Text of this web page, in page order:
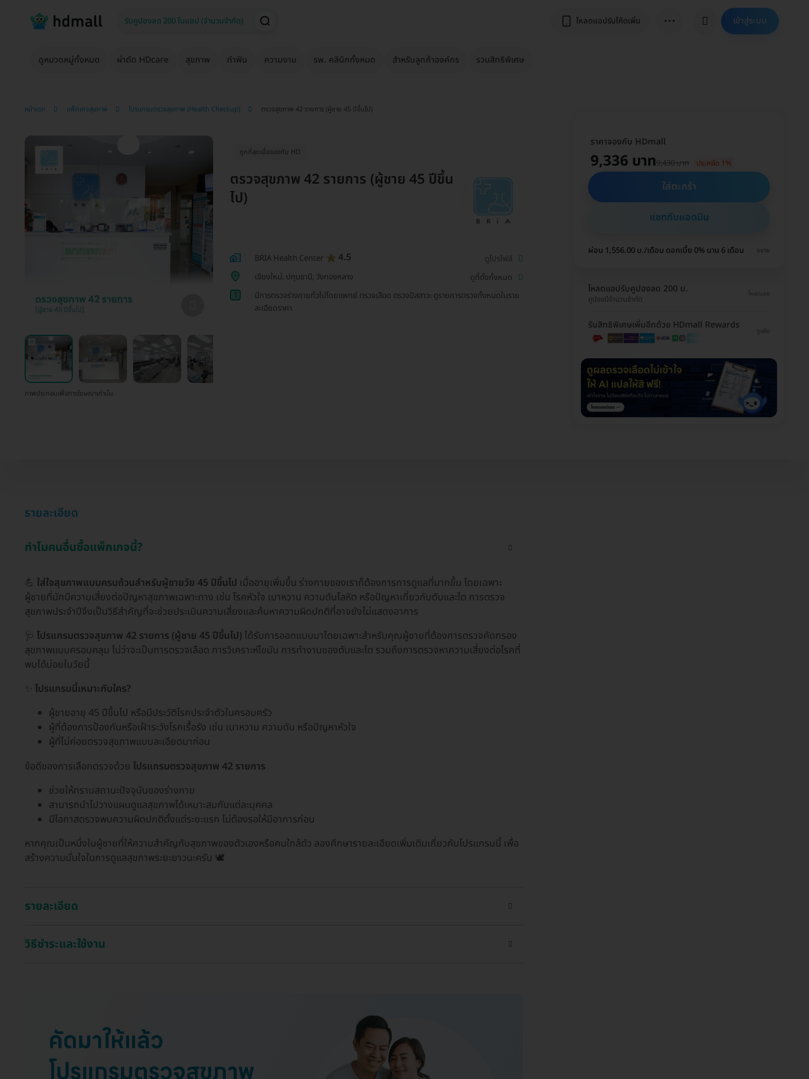
โหลดแอปรับโค้ดเพิ่ม ⋯ เข้าสู่ระบบ
ดูหมวดหมู่ทั้งหมด ผ่าตัด HDcare สุขภาพ ทำฟัน ความงาม รพ. คลินิกทั้งหมด สำหรับลูกค้าองค์กร รวมสิทธิพิเศษ
หน้าแรก แพ็กเกจสุขภาพ โปรแกรมตรวจสุขภาพ (Health Checkup) ตรวจสุขภาพ 42 รายการ (ผู้ชาย 45 ปีขึ้นไป)
ภาพประกอบเพื่อการโฆษณาเท่านั้น
ถูกที่สุดเมื่อจองกับ HD
ตรวจสุขภาพ 42 รายการ (ผู้ชาย 45 ปีขึ้น
ไป)
BRIA Health Center 4.5
ดูโปรไฟล์
เชียงใหม่, ปทุมธานี, วังทองหลาง
ดูที่ตั้งทั้งหมด
1
มีการตรวจร่างกายทั่วไปโดยแพทย์ ตรวจเลือด ตรวจปัสสาวะ ดูรายการตรวจทั้งหมดในราย
ละเอียดราคา
ราคาจองกับ HDmall
9,336 บาท9,430 บาท ประหยัด 1%
ใส่ตะกร้า
แชทกับแอดมิน
ผ่อน 1,556.00 บ./เดือน ดอกเบี้ย 0% นาน 6 เดือน ขยาย
โหลดแอปรับคูปองลด 200 บ.
คูปองมีจำนวนจำกัด
โหลดเลย
รับสิทธิพิเศษเพิ่มอีกด้วย HDmall Rewards
ดูเพิ่ม
รายละเอียด
ทำไมคนอื่นซื้อแพ็กเกจนี้?
💪 ใส่ใจสุขภาพแบบครบถ้วนสำหรับผู้ชายวัย 45 ปีขึ้นไป เมื่ออายุเพิ่มขึ้น ร่างกายของเราก็ต้องการการดูแลที่มากขึ้น โดยเฉพาะ
ผู้ชายที่มักมีความเสี่ยงต่อปัญหาสุขภาพเฉพาะทาง เช่น โรคหัวใจ เบาหวาน ความดันโลหิต หรือปัญหาเกี่ยวกับตับและไต การตรวจ
สุขภาพประจำปีจึงเป็นวิธีสำคัญที่จะช่วยประเมินความเสี่ยงและค้นหาความผิดปกติที่อาจยังไม่แสดงอาการ
🩺 โปรแกรมตรวจสุขภาพ 42 รายการ (ผู้ชาย 45 ปีขึ้นไป) ได้รับการออกแบบมาโดยเฉพาะสำหรับคุณผู้ชายที่ต้องการตรวจคัดกรอง
สุขภาพแบบครอบคลุม ไม่ว่าจะเป็นการตรวจเลือด การวิเคราะห์ไขมัน การทำงานของตับและไต รวมถึงการตรวจหาความเสี่ยงต่อโรคที่
พบได้บ่อยในวัยนี้
โปรแกรมนี้เหมาะกับใคร?
ผู้ชายอายุ 45 ปีขึ้นไป หรือมีประวัติโรคประจำตัวในครอบครัว
ผู้ที่ต้องการป้องกันหรือเฝ้าระวังโรคเรื้อรัง เช่น เบาหวาน ความดัน หรือปัญหาหัวใจ
ผู้ที่ไม่ค่อยตรวจสุขภาพแบบละเอียดมาก่อน
ข้อดีของการเลือกตรวจด้วย โปรแกรมตรวจสุขภาพ 42 รายการ
ช่วยให้ทราบสถานะปัจจุบันของร่างกาย
สามารถนำไปวางแผนดูแลสุขภาพได้เหมาะสมกับแต่ละบุคคล
มีโอกาสตรวจพบความผิดปกติตั้งแต่ระยะแรก ไม่ต้องรอให้มีอาการก่อน
หากคุณเป็นหนึ่งในผู้ชายที่ให้ความสำคัญกับสุขภาพของตัวเองหรือคนใกล้ตัว ลองศึกษารายละเอียดเพิ่มเติมเกี่ยวกับโปรแกรมนี้ เพื่อ
สร้างความมั่นใจในการดูแลสุขภาพระยะยาวนะครับ 🕊️
รายละเอียด
วิธีชำระและใช้งาน